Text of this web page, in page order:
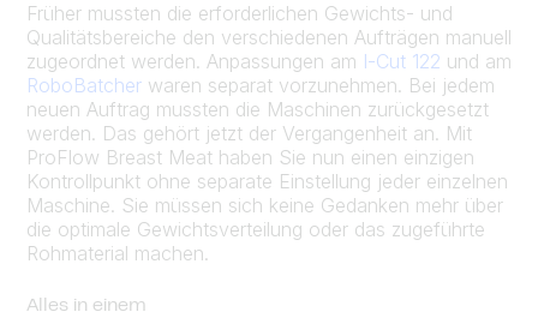
Früher mussten die erforderlichen Gewichts- und
Qualitätsbereiche den verschiedenen Aufträgen manuell
zugeordnet werden. Anpassungen am I-Cut 122 und am
RoboBatcher waren separat vorzunehmen. Bei jedem
neuen Auftrag mussten die Maschinen zurückgesetzt
werden. Das gehört jetzt der Vergangenheit an. Mit
ProFlow Breast Meat haben Sie nun einen einzigen
Kontrollpunkt ohne separate Einstellung jeder einzelnen
Maschine. Sie müssen sich keine Gedanken mehr über
die optimale Gewichtsverteilung oder das zugeführte
Rohmaterial machen.
Alles in einem